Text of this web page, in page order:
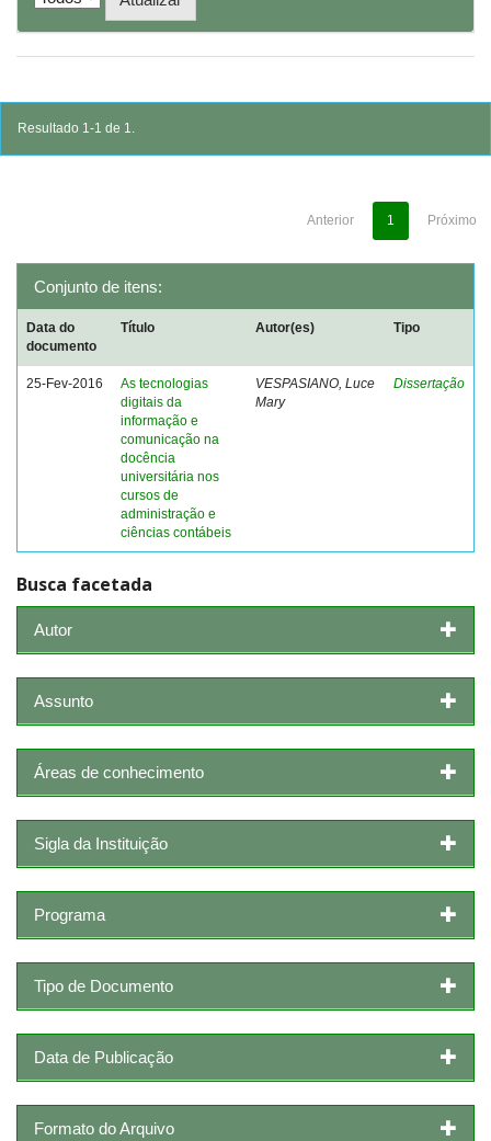
Resultado 1-1 de 1.
Anterior 1 Próximo
Conjunto de itens:
Data do
documento
Título Autor(es) Tipo
25-Fev-2016
As tecnologias
digitais da
informação e
comunicação na
docência
universitária nos
cursos de
administração e
ciências contábeis
VESPASIANO, Luce
Mary
Dissertação
Busca facetada
Autor
Assunto
Áreas de conhecimento
Sigla da Instituição
Programa
Tipo de Documento
Data de Publicação
Formato do Arquivo